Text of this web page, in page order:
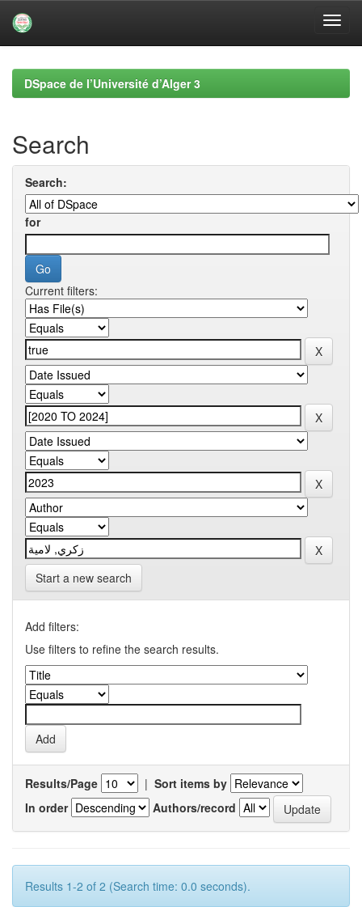
navigationDSpace de l’Université d’Alger 3
Search
Search:
for
Current filters:
Start a new search
Add filters:
Use filters to refine the search results.
Results/Page | Sort items by
In order
Authors/record
Results 1-2 of 2 (Search time: 0.0 seconds).